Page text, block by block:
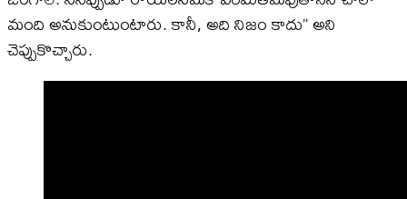
మంది అనుకుంటుంటారు. కానీ, అది నిజం కాదు’’ అని
చెప్పుకొచ్చారు.